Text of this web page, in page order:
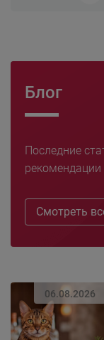
Блог
Последние
рекомендации
Смотреть
06.08.2026